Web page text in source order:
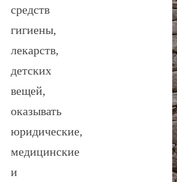
средств
гигиены,
лекарств,
детских
вещей,
оказывать
юридические,
медицинские
и